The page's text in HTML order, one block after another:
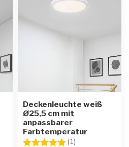
Deckenleuchte weiß
Ø25,5 cm mit
anpassbarer
Farbtemperatur
Bewertung:
(1)